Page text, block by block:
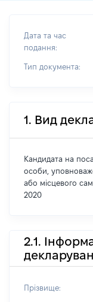
Дата та час
подання:
Тип документа:
1. Вид
Кандидата на
особи,
або місцевого
2020
2.1.
Прізвище: